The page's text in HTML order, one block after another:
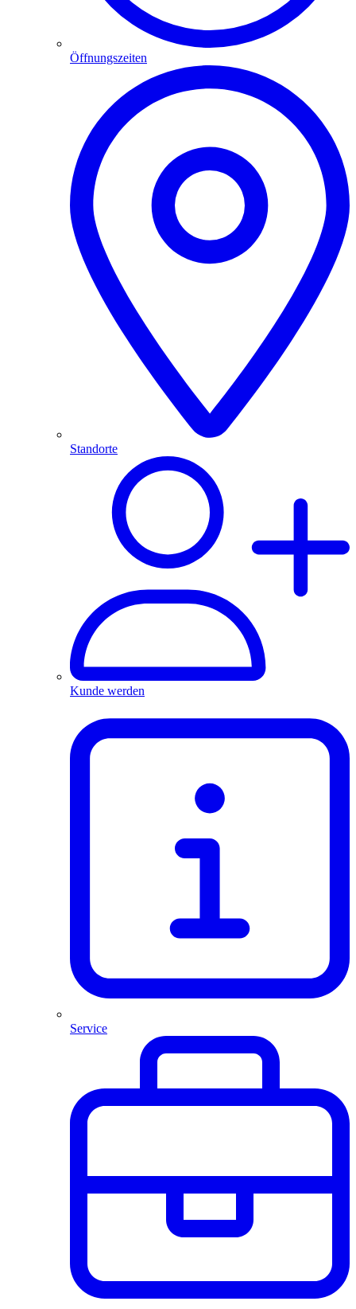
Öffnungszeiten
Standorte
Kunde werden
Service